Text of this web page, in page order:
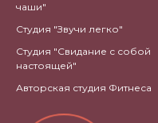
чаши"
Студия "Звучи легко"
Студия "Свидание с собой
настоящей"
Авторская студия Фитнеса